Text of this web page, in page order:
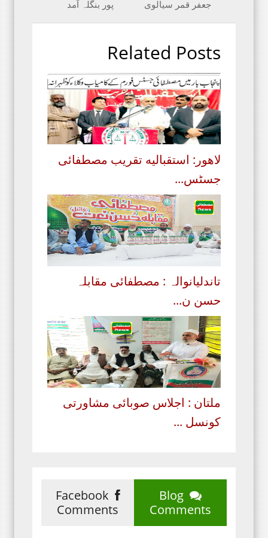
جعفر قمر سیالوی
پور بنگلہ آمد
Related Posts
لاهور: استقبالیه تقریب مصطفائی
جسٹس...
تاندلیانوالہ : مصطفائی مقابلہ
حسن ن...
ملتان : اجلاس صوبائی مشاورتی
کونسل ...
Blog
Comments
Facebook
Comments